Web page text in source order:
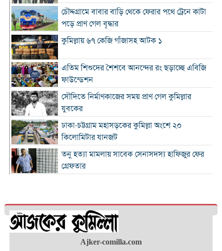
চৌদ্দগ্রামে বাবার বাড়ি থেকে ফেরার পথে ট্রেনে কাটা
পড়ে প্রাণ গেল বৃদ্ধার
কুমিল্লায় ৬৭ কেজি গাঁজাসহ আটক ১
এতিম শিশুদের শৈশবে আনন্দের রং ছড়াচ্ছে এবিজি
ফাউন্ডেশন
সৌদিতে নির্মাণকাজের সময় প্রাণ গেল কুমিল্লার
যুবকের
ঢাকা-চট্টগ্রাম মহাসড়কের কুমিল্লা অংশে ২০
কিলোমিটার যানজট
তনু হত্যা মামলায় সাবেক সেনাসদস্য হাফিজুর ফের
গ্রেফতার
লাকসামে প্রেমের বিয়ের পর পারিবারিক বিরোধ,
যুবকের ঝুলন্ত মরদেহ উদ্ধার
ঢাকা-চট্টগ্রাম মহাসড়কের কুমিল্লা অংশজুড়ে
Ajker-comilla.com